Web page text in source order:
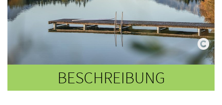
BESCHREIBUNG